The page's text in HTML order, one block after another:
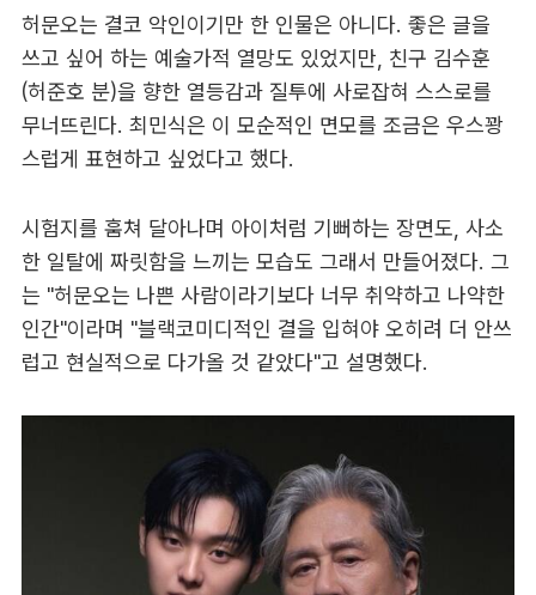
허문오는 결코 악인이기만 한 인물은 아니다. 좋은 글을
쓰고 싶어 하는 예술가적 열망도 있었지만, 친구 김수훈
(허준호 분)을 향한 열등감과 질투에 사로잡혀 스스로를
무너뜨린다. 최민식은 이 모순적인 면모를 조금은 우스꽝
스럽게 표현하고 싶었다고 했다.
시험지를 훔쳐 달아나며 아이처럼 기뻐하는 장면도, 사소
한 일탈에 짜릿함을 느끼는 모습도 그래서 만들어졌다. 그
는 "허문오는 나쁜 사람이라기보다 너무 취약하고 나약한
인간"이라며 "블랙코미디적인 결을 입혀야 오히려 더 안쓰
럽고 현실적으로 다가올 것 같았다"고 설명했다.